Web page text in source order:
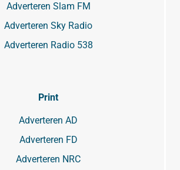
Adverteren Slam FM
Adverteren Sky Radio
Adverteren Radio 538
Print
Adverteren AD
Adverteren FD
Adverteren NRC